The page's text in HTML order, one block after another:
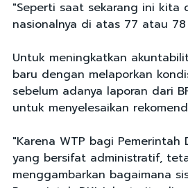
"Seperti saat sekarang ini
nasionalnya di atas 77 atau
Untuk meningkatkan
baru dengan melaporkan
sebelum adanya laporan dari
untuk menyelesaikan
"Karena WTP bagi Pemerintah
yang bersifat administratif,
menggambarkan bagaimana